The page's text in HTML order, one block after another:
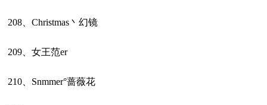
208、Christmas丶幻镜
209、女王范er
210、Snmmer°蔷薇花